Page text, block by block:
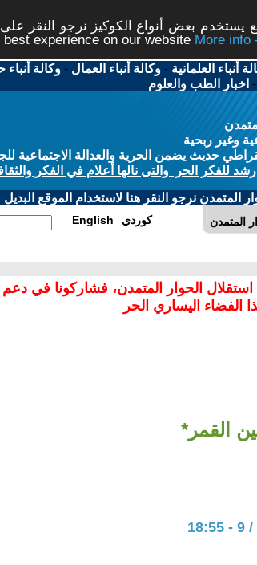
يستخدم بعض أنواع الكوكيز نرجو النقر
experience on our website
أنباء العلمانية -وكالة أنباء العمال -وكالة
- اخبار الطب والعلوم
وغير ربحية
حديث يضمن الحرية والعدالة الاجتماعية
للفكر الحر والتى نالها أعلام في الفكر
المتمدن نرجو النقر هنا لاستخدام الموقع البديل
المتمدن English كوردي
استقلال الحوار المتمدن، فشاركونا في دعم
الفضاء اليساري الحر
القمر*